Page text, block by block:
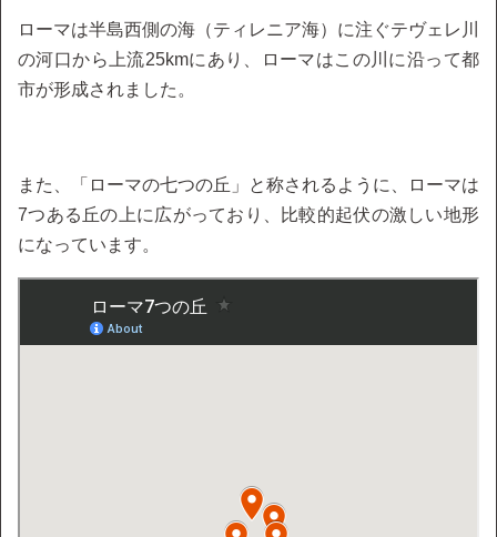
ローマは半島西側の海（ティレニア海）に注ぐテヴェレ川
の河口から上流25kmにあり、ローマはこの川に沿って都
市が形成されました。
また、「ローマの七つの丘」と称されるように、ローマは
7つある丘の上に広がっており、比較的起伏の激しい地形
になっています。